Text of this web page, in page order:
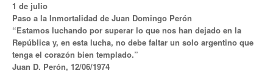
Secretaría general adjunta
Secretaría de actas
Secretaría administrativa
1 de julio
Paso a la Inmortalidad de Juan Domingo Perón
“Estamos luchando por superar lo que nos han dejado en la
República y, en esta lucha, no debe faltar un solo argentino que
tenga el corazón bien templado.”
Juan D. Perón, 12/06/1974